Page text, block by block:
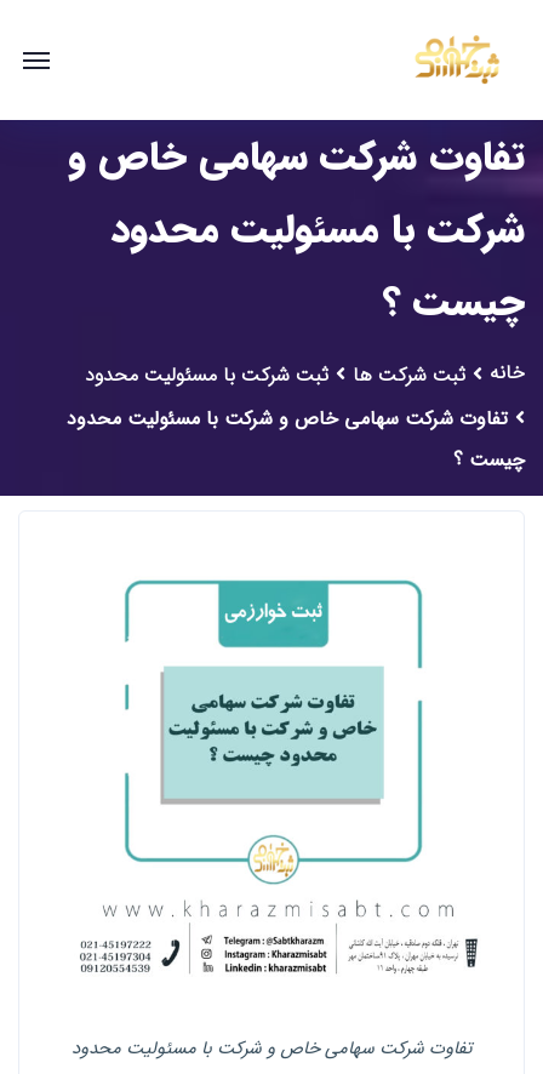
تفاوت شرکت سهامی خاص و
شرکت با مسئولیت محدود
چیست ؟
خانه ثبت شرکت ها
ثبت شرکت با مسئولیت محدود
تفاوت شرکت سهامی خاص و شرکت با مسئولیت محدود
چیست ؟
تفاوت شرکت سهامی خاص و شرکت با مسئولیت محدود